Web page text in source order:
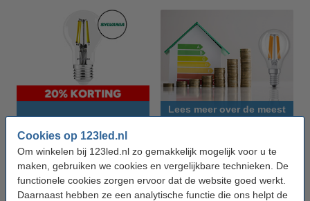
Cookies op 123led.nl
Om winkelen bij 123led.nl zo gemakkelijk mogelijk voor u te
maken, gebruiken we cookies en vergelijkbare technieken. De
functionele cookies zorgen ervoor dat de website goed werkt.
Daarnaast hebben ze een analytische functie die ons helpt de
Sylvania Ultra Efficient
Lees meer over de meest
energiezuinige led